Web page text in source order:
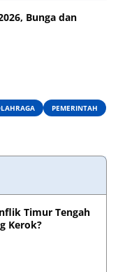
Bunga dan
PEMERINTAH
Timur Tengah
Kerok?